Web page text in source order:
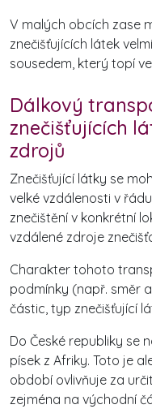
V malých obcích zase
znečišťujících látek
sousedem, který topí
Dálkový
znečišťujících
zdrojů
Znečišťující látky se
velké vzdálenosti v
znečištění v konkrétní
vzdálené zdroje
Charakter tohoto
podmínky (např. směr
částic, typ znečišťující
Do České republiky se
písek z Afriky. Toto je
období ovlivňuje za
zejména na východní